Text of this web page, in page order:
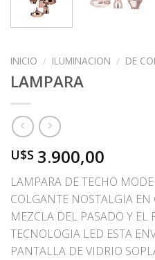
INICIO / ILUMINACION / DE
LAMPARA
U$S 3.900,00
LAMPARA DE TECHO
COLGANTE NOSTALGIA EN
MEZCLA DEL PASADO Y EL
TECNOLOGIA LED ESTA
PANTALLA DE VIDRIO